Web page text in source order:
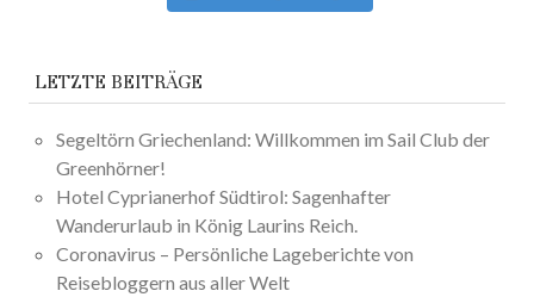
LETZTE BEITRÄGE
Segeltörn Griechenland: Willkommen im Sail Club der
Greenhörner!
Hotel Cyprianerhof Südtirol: Sagenhafter
Wanderurlaub in König Laurins Reich.
Coronavirus – Persönliche Lageberichte von
Reisebloggern aus aller Welt